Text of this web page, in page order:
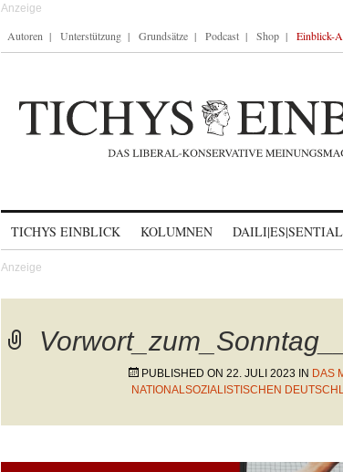
Autoren Unterstützung Grundsätze Podcast Shop Einblick-
TICHYS EINBLICK KOLUMNEN
PUBLISHED ON 22. JULI 2023 IN DAS
NATIONALSOZIALISTISCHEN